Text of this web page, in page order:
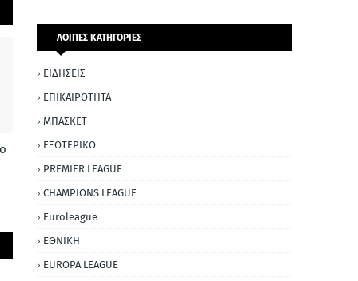
ΛΟΙΠΕΣ ΚΑΤΗΓΟΡΙΕΣ
ΕΙΔΗΣΕΙΣ
ΕΠΙΚΑΙΡΟΤΗΤΑ
ΜΠΑΣΚΕΤ
ΕΞΩΤΕΡΙΚΟ
PREMIER LEAGUE
CHAMPIONS LEAGUE
Euroleague
ΕΘΝΙΚΗ
EUROPA LEAGUE